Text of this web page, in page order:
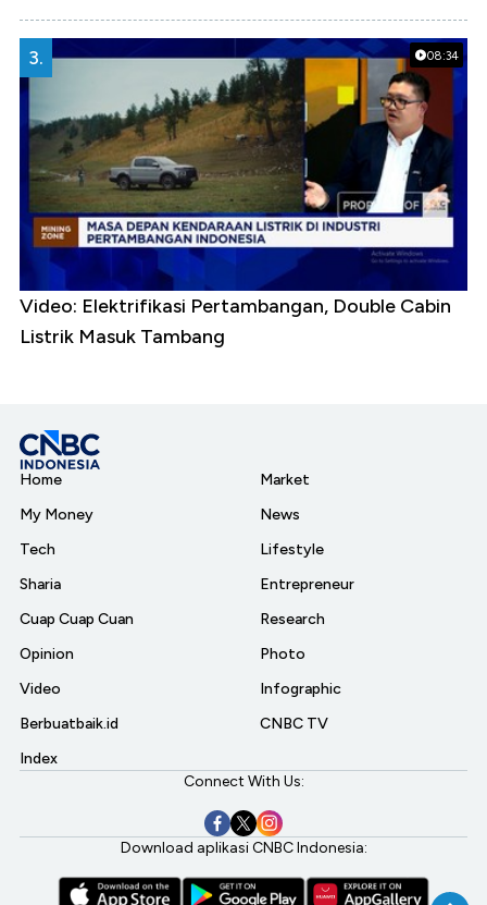
08:34
3.
Video: Elektrifikasi Pertambangan, Double Cabin
Listrik Masuk Tambang
Home
My Money
Tech
Sharia
Cuap Cuap Cuan
Opinion
Video
Berbuatbaik.id
Index
Market
News
Lifestyle
Entrepreneur
Research
Photo
Infographic
CNBC TV
Connect With Us:
Download aplikasi CNBC Indonesia: